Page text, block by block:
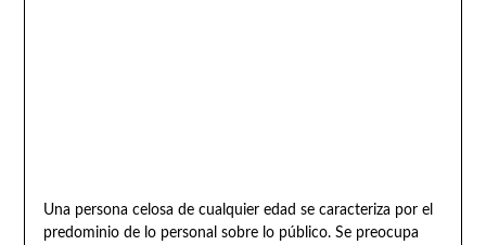
Una persona celosa de cualquier edad se caracteriza por el
predominio de lo personal sobre lo público. Se preocupa